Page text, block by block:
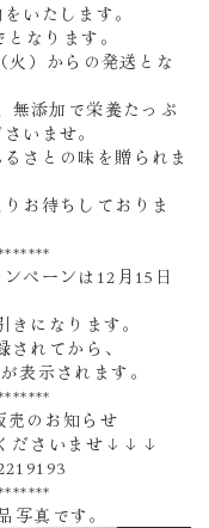
いたします。
なります。
）からの発送とな
添加で栄養たっぷ
いませ。
さとの味を贈られま
お待ちしておりま
ペーンは12月15日
になります。
れてから、
示されます。
のお知らせ
ださいませ↓↓↓
真です。